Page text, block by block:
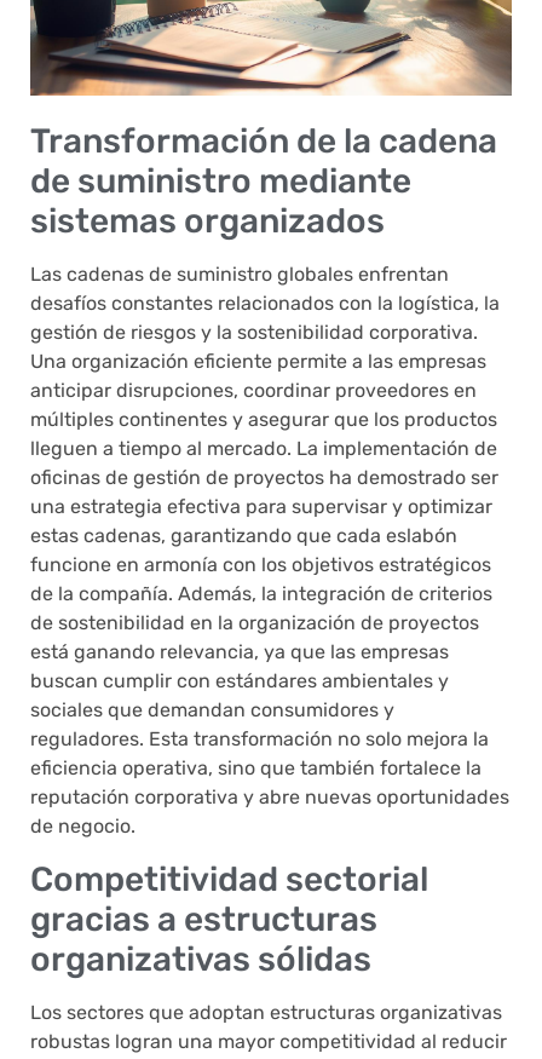
Transformación de la cadena
de suministro mediante
sistemas organizados
Las cadenas de suministro globales enfrentan
desafíos constantes relacionados con la logística, la
gestión de riesgos y la sostenibilidad corporativa.
Una organización eficiente permite a las empresas
anticipar disrupciones, coordinar proveedores en
múltiples continentes y asegurar que los productos
lleguen a tiempo al mercado. La implementación de
oficinas de gestión de proyectos ha demostrado ser
una estrategia efectiva para supervisar y optimizar
estas cadenas, garantizando que cada eslabón
funcione en armonía con los objetivos estratégicos
de la compañía. Además, la integración de criterios
de sostenibilidad en la organización de proyectos
está ganando relevancia, ya que las empresas
buscan cumplir con estándares ambientales y
sociales que demandan consumidores y
reguladores. Esta transformación no solo mejora la
eficiencia operativa, sino que también fortalece la
reputación corporativa y abre nuevas oportunidades
de negocio.
Competitividad sectorial
gracias a estructuras
organizativas sólidas
Los sectores que adoptan estructuras organizativas
robustas logran una mayor competitividad al reducir